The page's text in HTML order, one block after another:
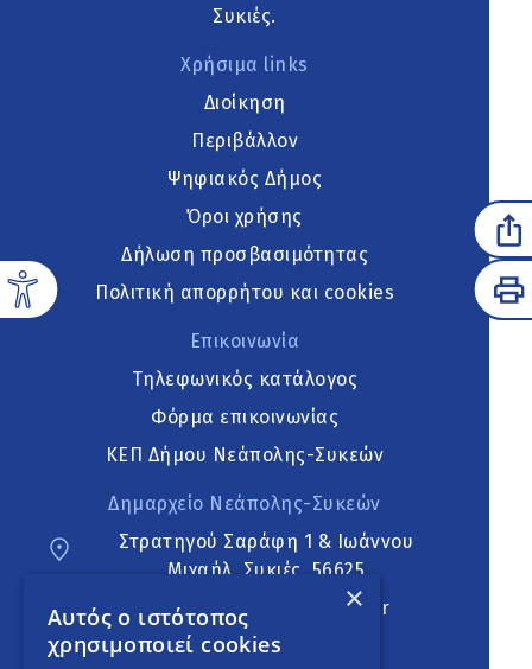
Συκιές.
Χρήσιμα links
Διοίκηση
Περιβάλλον
Ψηφιακός Δήμος
Όροι χρήσης
Δήλωση προσβασιμότητας
Πολιτική απορρήτου και cookies
Επικοινωνία
Τηλεφωνικός κατάλογος
Φόρμα επικοινωνίας
ΚΕΠ Δήμου Νεάπολης-Συκεών
Δημαρχείο Νεάπολης-Συκεών
Στρατηγού Σαράφη 1 & Ιωάννου
Μιχαήλ, Συκιές, 56625
neapoli.sykies@ddt.gov.gr
Ακολουθήστε
×
Αυτός ο ιστότοπος
χρησιμοποιεί cookies